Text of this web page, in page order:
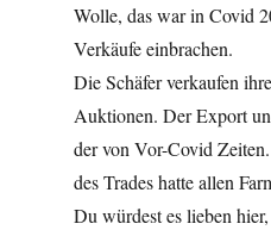
Wolle, das war in Covid
Verkäufe einbrachen.
Die Schäfer verkaufen
Auktionen. Der Export
der von Vor-Covid
des Trades hatte allen
Du würdest es lieben